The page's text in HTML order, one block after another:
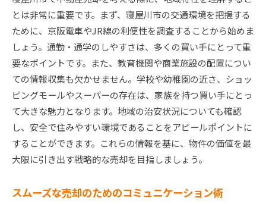
とは非常に重要です。まず、寝屋川市の交通環境を把握する
ために、京阪電車やJR線の利便性を調査することから始めま
しょう。通勤・通学のしやすさは、多くの買い手にとって重
要なポイントです。また、教育機関や商業施設の配置につい
ての情報収集も欠かせません。学校や幼稚園の近さ、ショッ
ピングモールやスーパーの存在は、家族を持つ買い手にとっ
て大きな魅力となります。地域の治安状況についても確認
し、安全で住みやすい環境であることをアピールポイントに
することができます。これらの情報を基に、物件の価値を最
大限に引き出す戦略的な売却を目指しましょう。
スムーズな売却のためのコミュニケーション術